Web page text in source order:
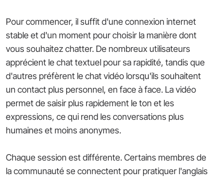
Pour commencer, il suffit d'une connexion internet
stable et d'un moment pour choisir la manière dont
vous souhaitez chatter. De nombreux utilisateurs
apprécient le chat textuel pour sa rapidité, tandis que
d'autres préfèrent le chat vidéo lorsqu'ils souhaitent
un contact plus personnel, en face à face. La vidéo
permet de saisir plus rapidement le ton et les
expressions, ce qui rend les conversations plus
humaines et moins anonymes.
Chaque session est différente. Certains membres de
la communauté se connectent pour pratiquer l'anglais